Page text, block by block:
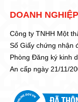
DOANH NGHIỆP
Công ty TNHH Một
Số Giấy chứng nhận
Phòng Đăng ký kinh
An cấp ngày 21/11/